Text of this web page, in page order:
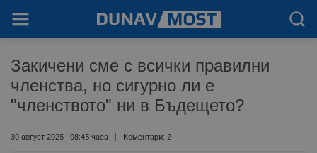
Закичени сме с всички правилни
членства, но сигурно ли е
"членството" ни в Бъдещето?
30 август 2025 - 08:45 часа Коментари: 2